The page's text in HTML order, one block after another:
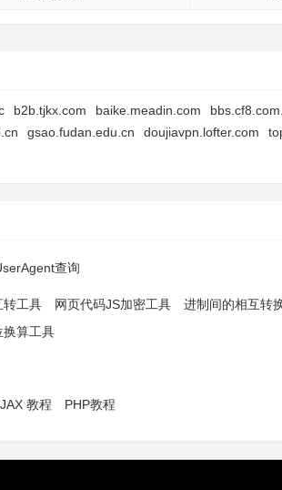
b2b.tjkx.com baike.meadin.com
gsao.fudan.edu.cn doujiavpn.lofter.com
查询
转工具 网页代码JS加密工具 进制间的相互转
换算工具
教程 PHP教程